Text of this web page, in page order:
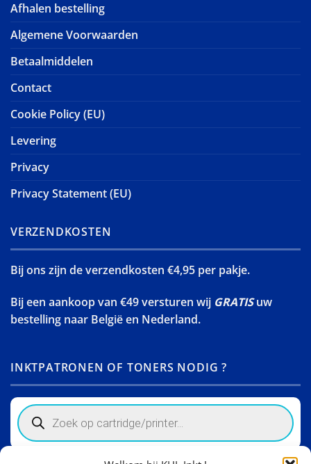
Afhalen bestelling
Algemene Voorwaarden
Betaalmiddelen
Contact
Cookie Policy (EU)
Levering
Privacy
Privacy Statement (EU)
VERZENDKOSTEN
Bij ons zijn de verzendkosten €4,95 per pakje.
Bij een aankoop van €49 versturen wij GRATISuw
bestelling naar België en Nederland.
INKTPATRONEN OF TONERS NODIG ?
Products
search